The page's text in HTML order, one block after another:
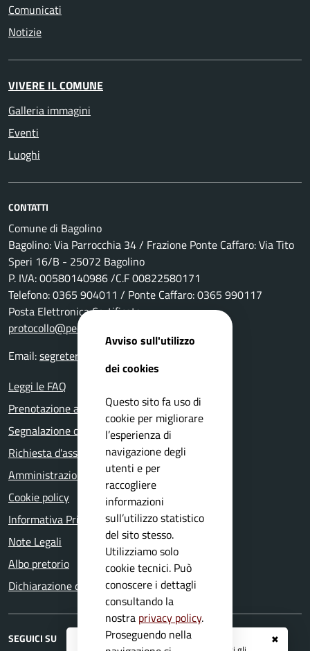
✖
Comunicati
Notizie
VIVERE IL COMUNE
Galleria immagini
Eventi
Luoghi
CONTATTI
Comune di Bagolino
Bagolino: Via Parrocchia 34 / Frazione Ponte Caffaro: Via Tito
Speri 16/B - 25072 Bagolino
P. IVA: 00580140986 /C.F 00822580171
Telefono: 0365 904011 / Ponte Caffaro: 0365 990117
Posta Elettronica Certificata:
protocollo@pec.comune.bagolino.bs.it
Email:segreteria@comune.bagolino.bs.it
Leggi le FAQ
Prenotazione appuntamento
Segnalazione disservizio
Richiesta d'assistenza
Amministrazione trasparente
Cookie policy
Informativa Privacy
Note Legali
Albo pretorio
Dichiarazione di accessibilità
SEGUICI SU
Avviso sull'utilizzo
dei cookies
Questo sito fa uso di
cookie per migliorare
l’esperienza di
navigazione degli
utenti e per
raccogliere
informazioni
sull’utilizzo statistico
del sito stesso.
Utilizziamo solo
cookie tecnici. Può
conoscere i dettagli
consultando la
nostra privacy policy.
Proseguendo nella